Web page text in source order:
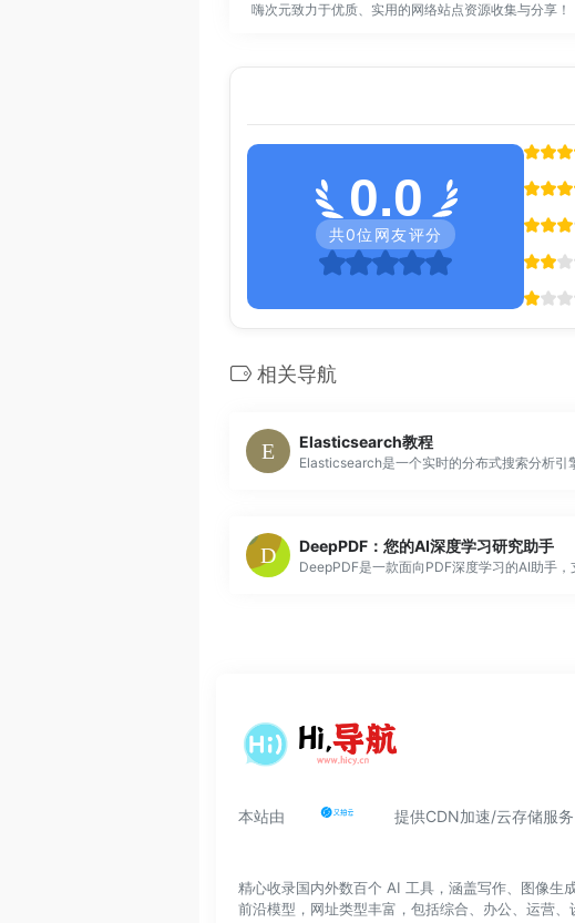
嗨次元致力于优质、实用的网络站点资源收集与分享！
0.0
共0位网友评分
相关导航
Elasticsearch教程
DeepPDF：您的AI深度学习研究助手
本站由 提供CDN加速/云存储服务
精心收录国内外数百个 AI 工具，涵盖写作、图像生
前沿模型，网址类型丰富，包括综合、办公、运营